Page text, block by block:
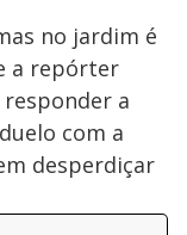
no jardim é
a repórter
a
com a
desperdiçar